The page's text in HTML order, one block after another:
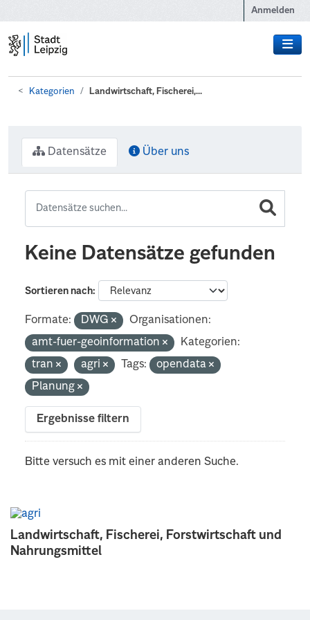
Anmelden
Kategorien Landwirtschaft, Fischerei,...
Landwirtschaft, Fischerei, Forstwirtschaft und
Nahrungsmittel
Datensätze Über uns
Keine Datensätze gefunden
Sortieren nach
Formate: DWG
Organisationen:
amt-fuer-geoinformation
Kategorien:
tran
agri Tags:
opendata
Planung
Ergebnisse filtern
Bitte versuch es mit einer anderen Suche.